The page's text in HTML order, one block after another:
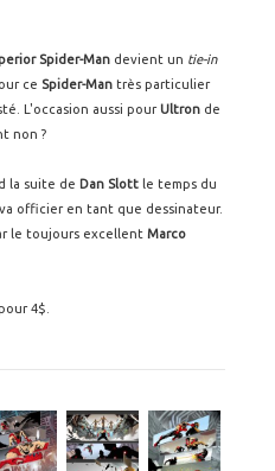
Spider-Man devient un tie-in
ce Spider-Man très particulier
L'occasion aussi pourUltron de
non ?
la suite de Dan Slott le temps du
va officier en tant que dessinateur.
le toujours excellent Marco
4$.